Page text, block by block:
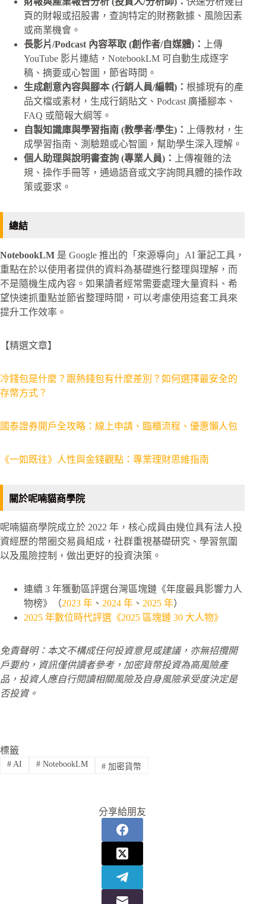
頁的財報或招股書，查詢特定的財務數據、風險因素
或商業機會。
長影片/Podcast 內容萃取 (創作者/自媒體)：
上傳
YouTube 影片連結，NotebookLM 可自動生成逐字
稿、摘要或心智圖，節省時間。
生成創意內容與腳本 (行銷人員/編輯)： 根據現有的產
品文檔或素材，生成行銷貼文、Podcast 廣播腳本、
FAQ 或簡報大綱等。
自製知識庫與學習指南 (教學者/學生)：
上傳教材，生
成學習指南、測驗題或心智圖，幫助學生深入理解。
個人助理與說明書查詢 (專業人員)：
上傳複雜的法
規、操作手冊等，通過語音或文字詢問具體的操作政
策或要求。
總結
NotebookLM 是 Google 推出的「來源導向」AI 筆記工具，
重點在於以使用者提供的資料為基礎進行整理與理解，而
不是隨機生成內容。如果讀者經常需要處理大量資料、希
望快速抓重點並節省整理時間，可以考慮使用這套工具來
提升工作效率。
【精選文章】
冷錢包是什麼？跟熱錢包有什麼差別？如何選擇最安全的
存幣方式？
國泰證券開戶全攻略：線上申請、臨櫃流程、優惠懶人包
《一如既往》人性與金錢觀點：專業理財思維指南
關於呢喃貓商學院
呢喃貓商學院成立於 2022 年，核心成員由幾位具有法人投
資經歷的幣圈交易員組成，社群重視基礎研究、學習氛圍
以及風險控制，做出更好的投資決策。
連續 3 年獲動區評選台灣區塊鏈《年度最具影響力人
物榜》（2023 年 、 2024 年 、 2025 年）
2025 年數位時代評選《2025 區塊鏈 30 大人物》
免責聲明：本文不構成任何投資意見或建議，亦無招攬開
戶要約，資訊僅供讀者參考，加密貨幣投資為高風險產
品，投資人應自行閱讀相關風險及自身風險承受度決定是
否投資。
標籤
#AI #NotebookLM # 加密貨幣
分享給朋友